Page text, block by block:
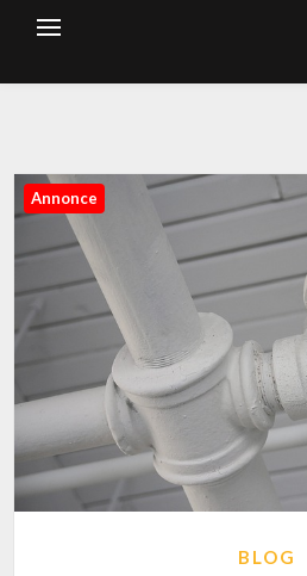
Annonce
BLOG